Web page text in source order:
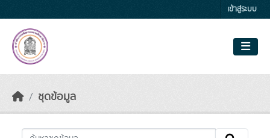
เข้าสู่ระบบ
ชุดข้อมูล